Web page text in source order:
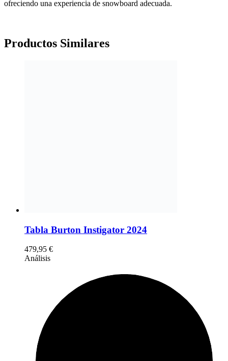
ofreciendo una experiencia de snowboard adecuada.
Productos Similares
Tabla Burton Instigator 2024
479,95 €
Análisis